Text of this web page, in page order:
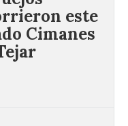
este
Cimanes